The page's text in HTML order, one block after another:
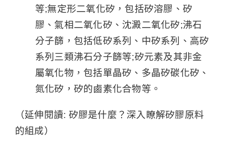
等;無定形二氧化矽，包括矽溶膠、矽
膠、氣相二氧化矽、沈澱二氧化矽;沸石
分子篩，包括低矽系列、中矽系列、高矽
系列三類沸石分子篩等;矽元素及其非金
屬氧化物，包括單晶矽、多晶矽碳化矽、
氮化矽，矽的鹵素化合物等。
（延伸閱讀: 矽膠是什麼？深入瞭解矽膠原料
的組成）